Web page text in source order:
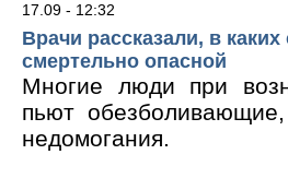
17.09 - 12:32
Врачи рассказали, в
смертельно опасной
Многие люди при
пьют
недомогания.